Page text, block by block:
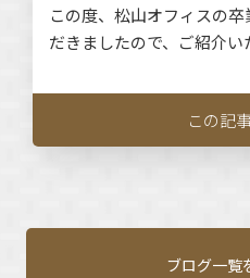
この度、松山オフィスの
だきましたので、ご紹介い
この記
ブログ一覧